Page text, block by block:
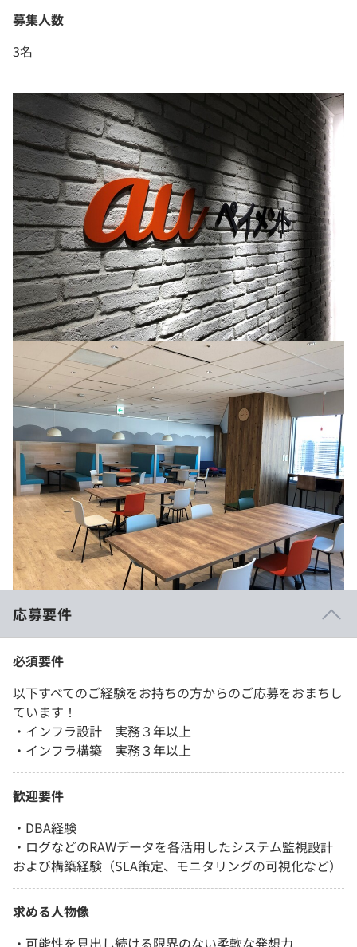
募集人数
3名
応募要件
必須要件
以下すべてのご経験をお持ちの方からのご応募をおまちし
ています！
・インフラ設計 実務３年以上
・インフラ構築 実務３年以上
歓迎要件
・DBA経験
・ログなどのRAWデータを各活用したシステム監視設計
および構築経験（SLA策定、モニタリングの可視化など）
求める人物像
・可能性を見出し続ける限界のない柔軟な発想力